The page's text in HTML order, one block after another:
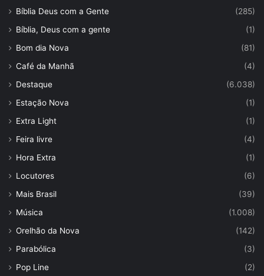
Bíblia Deus com a Gente
(285)
Bíblia, Deus com a gente
(1)
Bom dia Nova
(81)
Café da Manhã
(4)
Destaque
(6.038)
Estação Nova
(1)
Extra Light
(1)
Feira livre
(4)
Hora Extra
(1)
Locutores
(6)
Mais Brasil
(39)
Música
(1.008)
Orelhão da Nova
(142)
Parabólica
(3)
Pop Line
(2)